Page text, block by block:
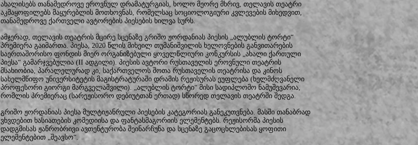
ახალისებს თანამედროვე ეროვნულ დრამატურგიას, ხოლო მეორე მხრივ, თელავის თეატრი
აკმაყოფილებს მაყურებლის მოთხოვნას, რომელსაც სოციოლოგიური კვლევების მიხედვით,
თანამედროვე ქართველი ავტორების პიესების ხილვა სურს.
ამჯერად, თელავის თეატრის მცირე სცენაზე გრიშო ჟორდანიას პიესის „ალუბლის ტორტი“
პრემიერა გაიმართა. პიესა, 2020 წლის მიხეილ თუმანიშვილის ხელოვნების განვითარების
საერთაშორისო ფონდის მიერ ორგანიზებული ყოველწლიური კონკურსის „ახალი ქართული
პიესა“ გამარჯვებულია (II ადგილი). პიესის ავტორი რუსთაველის ეროვნული თეატრის
მსახიობია, პარალელურად კი, საქართველოს შოთა რუსთაველის თეატრისა და კინოს
სახელმწიფო უნივერსიტეტის მაგისტრატურაში დრამის რეჟისურას ეუფლება (ხელმძღვანელი
პროფესორი გიორგი მარგველაშვილი). „ალუბლის ტორტი“ მისი სადიპლომო ნამუშევარია,
რომლის პრემიერაც (სარეჟისორო დებიუტთან ერთად) სწორედ თელავის თეატრში შედგა.
გრიშო ჟორდანიას პიესა მულტიჟანრული პიესების კატეგორიას განეკუთვნება. მასში თანაბრად
ვხვდებით ხასიათების კომედიისა და ფანტასმაგორიის ელემენტებს. რეჟისორმა პიესის
დადგმისას ჟანრობრივი ავთენტურობა შეინარჩუნა და სცენაზე გაცოცხლებისას ყოფითი
ელემენტებით „შეავსო“.